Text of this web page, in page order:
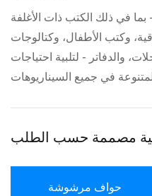
في ذلك الكتب ذات الأغلفة
وكتب الأطفال، وكتالوجات
والدفاتر - لتلبية احتياجات
مصممة حسب الطلب
حواف مرشوشة